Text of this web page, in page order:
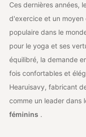
Ces dernières années,
d'exercice et un
populaire dans le
pour le yoga et ses
équilibré, la demande
fois confortables et
Hearuisavy, fabricant
comme un leader dans
féminins .